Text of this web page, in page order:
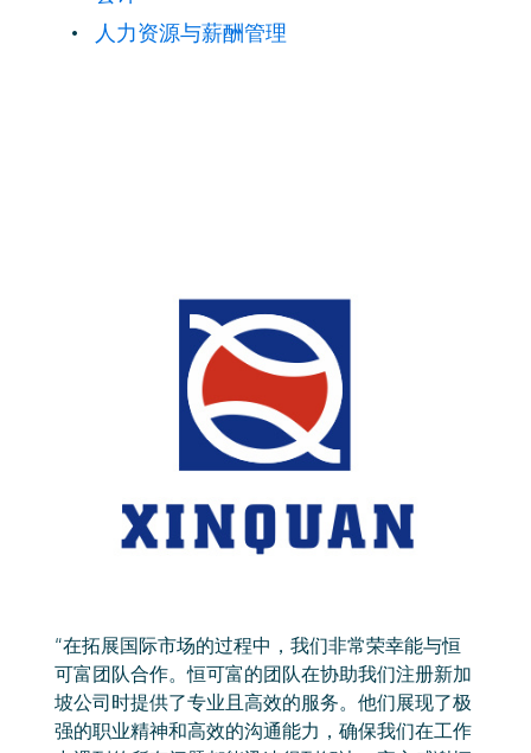
人力资源与薪酬管理
“在拓展国际市场的过程中，我们非常荣幸能与恒
可富团队合作。恒可富的团队在协助我们注册新加
坡公司时提供了专业且高效的服务。他们展现了极
强的职业精神和高效的沟通能力，确保我们在工作